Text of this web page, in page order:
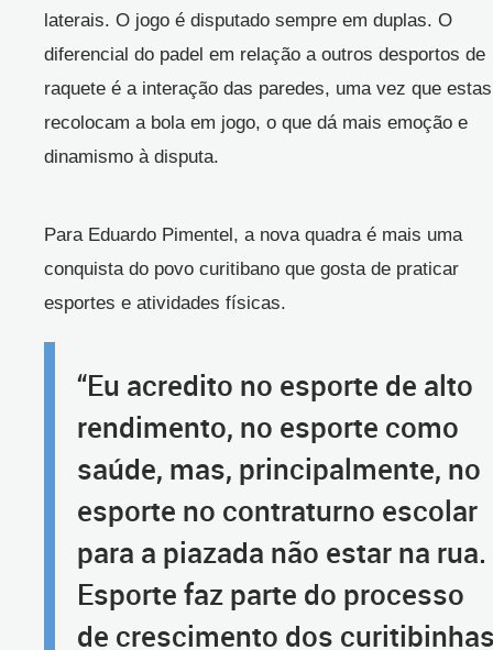
laterais. O jogo é disputado sempre em duplas. O
diferencial do padel em relação a outros desportos de
raquete é a interação das paredes, uma vez que estas
recolocam a bola em jogo, o que dá mais emoção e
dinamismo à disputa.
Para Eduardo Pimentel, a nova quadra é mais uma
conquista do povo curitibano que gosta de praticar
esportes e atividades físicas.
“Eu acredito no esporte de alto
rendimento, no esporte como
saúde, mas, principalmente, no
esporte no contraturno escolar
para a piazada não estar na rua.
Esporte faz parte do processo
de crescimento dos